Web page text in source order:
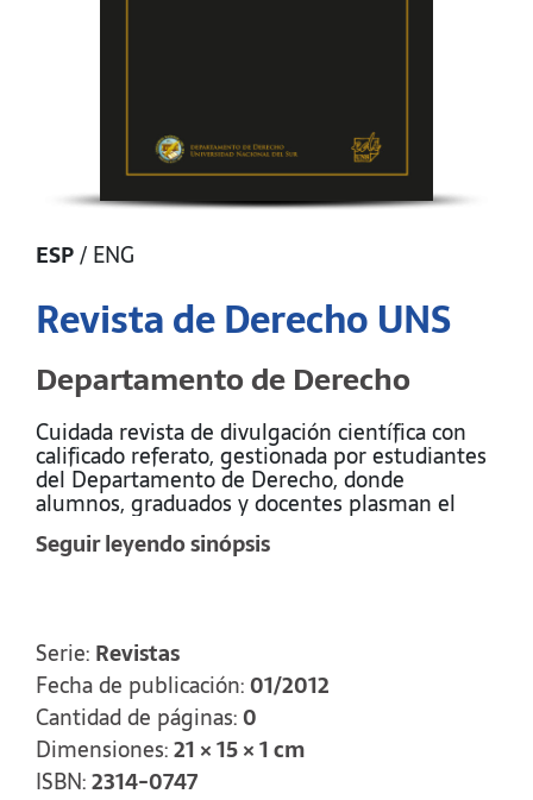
ESP/ ENG
Revista de Derecho UNS
Departamento de Derecho
Cuidada revista de divulgación científica con
calificado referato, gestionada por estudiantes
del Departamento de Derecho, donde
alumnos, graduados y docentes plasman el
estudio, la discusión y el debate sobre aquellos
asuntos que hacen a los contenidos de las
Seguir leyendo sinópsis
Serie: Revistas
Fecha de publicación:01/2012
Cantidad de páginas:0
Dimensiones:21 × 15 × 1 cm
ISBN:2314-0747